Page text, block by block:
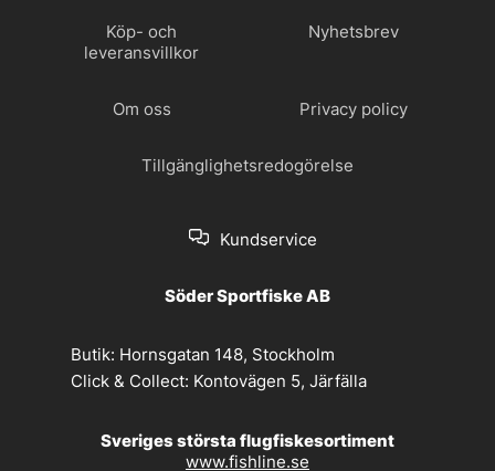
Köp- och
leveransvillkor
Nyhetsbrev
Om oss Privacy policy
Tillgänglighetsredogörelse
Kundservice
Söder Sportfiske AB
Butik: Hornsgatan 148, Stockholm
Click & Collect: Kontovägen 5, Järfälla
Sveriges största flugfiskesortiment
www.fishline.se